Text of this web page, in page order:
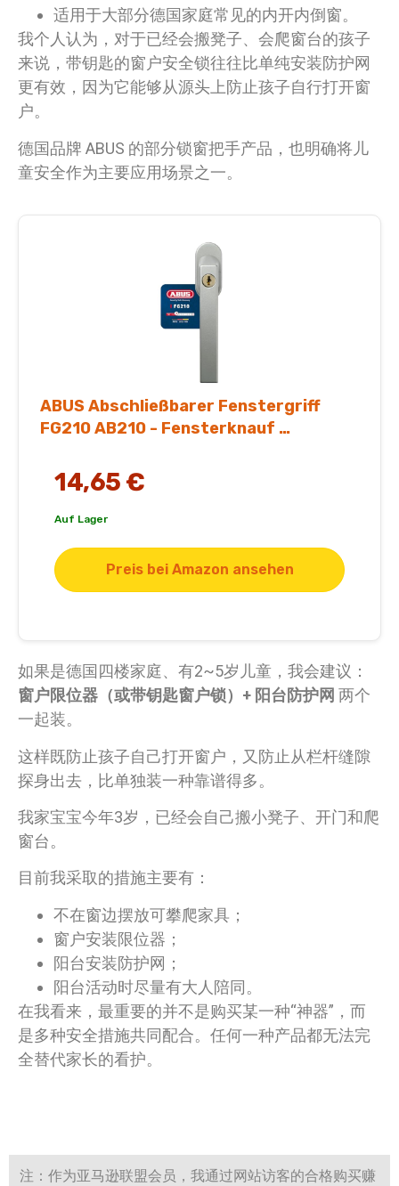
适用于大部分德国家庭常见的内开内倒窗。
我个人认为，对于已经会搬凳子、会爬窗台的孩子
来说，带钥匙的窗户安全锁往往比单纯安装防护网
更有效，因为它能够从源头上防止孩子自行打开窗
户。
德国品牌 ABUS 的部分锁窗把手产品，也明确将儿
童安全作为主要应用场景之一。
ABUS Abschließbarer Fenstergriff
FG210 AB210 - Fensterknauf …
14,65 €
Auf Lager
Preis bei Amazon ansehen
如果是德国四楼家庭、有2~5岁儿童，我会建议：
窗户限位器（或带钥匙窗户锁）+ 阳台防护网 两个
一起装。
这样既防止孩子自己打开窗户，又防止从栏杆缝隙
探身出去，比单独装一种靠谱得多。
我家宝宝今年3岁，已经会自己搬小凳子、开门和爬
窗台。
目前我采取的措施主要有：
不在窗边摆放可攀爬家具；
窗户安装限位器；
阳台安装防护网；
阳台活动时尽量有大人陪同。
在我看来，最重要的并不是购买某一种“神器”，而
是多种安全措施共同配合。任何一种产品都无法完
全替代家长的看护。
注：作为亚马逊联盟会员，我通过网站访客的合格购买赚